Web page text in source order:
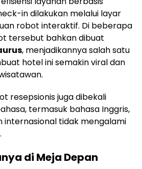
in dilakukan melalui layar
robot interaktif. Di beberapa
tersebut bahkan dibuat
, menjadikannya salah satu
hotel ini semakin viral dan
resepsionis juga dibekali
termasuk bahasa Inggris,
internasional tidak mengalami
di Meja Depan